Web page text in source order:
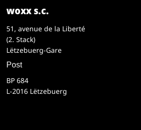
woxx s.c.
51, avenue de la Liberté
(2. Stack)
Lëtzebuerg-Gare
Post
BP 684
L-2016 Lëtzebuerg